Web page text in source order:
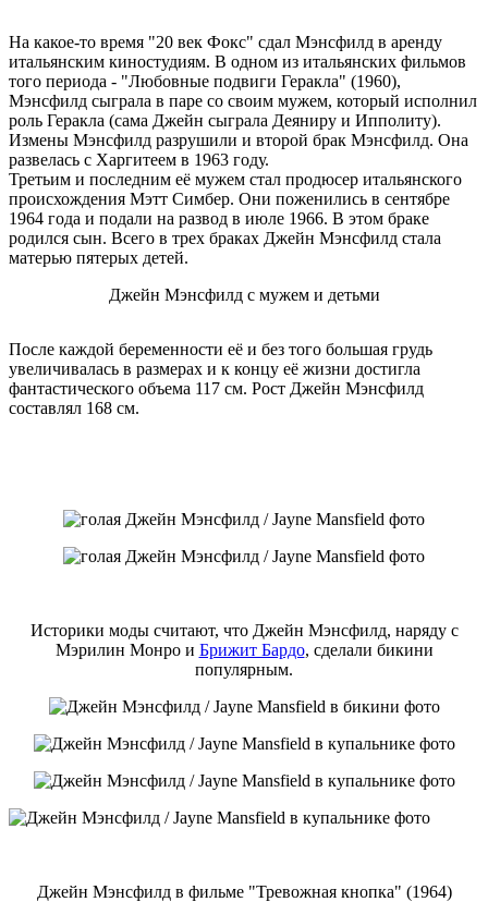
На какое-то время "20 век Фокс" сдал Мэнсфилд в аренду
итальянским киностудиям. В одном из итальянских фильмов
того периода - "Любовные подвиги Геракла" (1960),
Мэнсфилд сыграла в паре со своим мужем, который исполнил
роль Геракла (сама Джейн сыграла Деяниру и Ипполиту).
Измены Мэнсфилд разрушили и второй брак Мэнсфилд. Она
развелась с Харгитеем в 1963 году.
Третьим и последним её мужем стал продюсер итальянского
происхождения Мэтт Симбер. Они поженились в сентябре
1964 года и подали на развод в июле 1966. В этом браке
родился сын. Всего в трех браках Джейн Мэнсфилд стала
матерью пятерых детей.
Джейн Мэнсфилд с мужем и детьми
После каждой беременности её и без того большая грудь
увеличивалась в размерах и к концу её жизни достигла
фантастического объема 117 см. Рост Джейн Мэнсфилд
составлял 168 см.
Историки моды считают, что Джейн Мэнсфилд, наряду с
Мэрилин Монро и Брижит Бардо, сделали бикини
популярным.
Джейн Мэнсфилд в фильме "Тревожная кнопка" (1964)